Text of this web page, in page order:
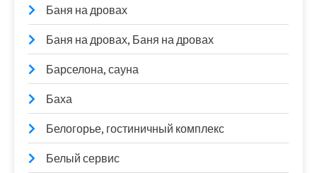
Баня на дровах
Баня на дровах, Баня на дровах
Барселона, сауна
Баха
Белогорье, гостиничный комплекс
Белый сервис